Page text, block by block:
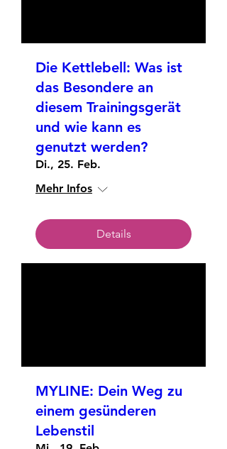
Die Kettlebell: Was ist
das Besondere an
diesem Trainingsgerät
und wie kann es
genutzt werden?
Di., 25. Feb.
Mehr Infos
Details
MYLINE: Dein Weg zu
einem gesünderen
Lebenstil